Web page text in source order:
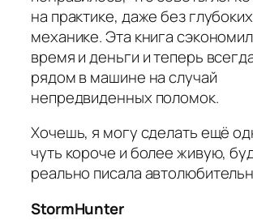
на практике, даже без
механике. Эта книга
время и деньги и теперь
рядом в машине на случай
непредвиденных поломок.
Хочешь, я могу сделать ещё
чуть короче и более живую,
реально писала
StormHunter